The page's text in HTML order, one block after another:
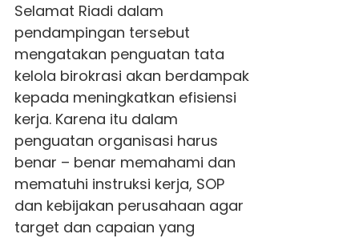
Selamat Riadi dalam
pendampingan tersebut
mengatakan penguatan tata
kelola birokrasi akan berdampak
kepada meningkatkan efisiensi
kerja. Karena itu dalam
penguatan organisasi harus
benar – benar memahami dan
mematuhi instruksi kerja, SOP
dan kebijakan perusahaan agar
target dan capaian yang